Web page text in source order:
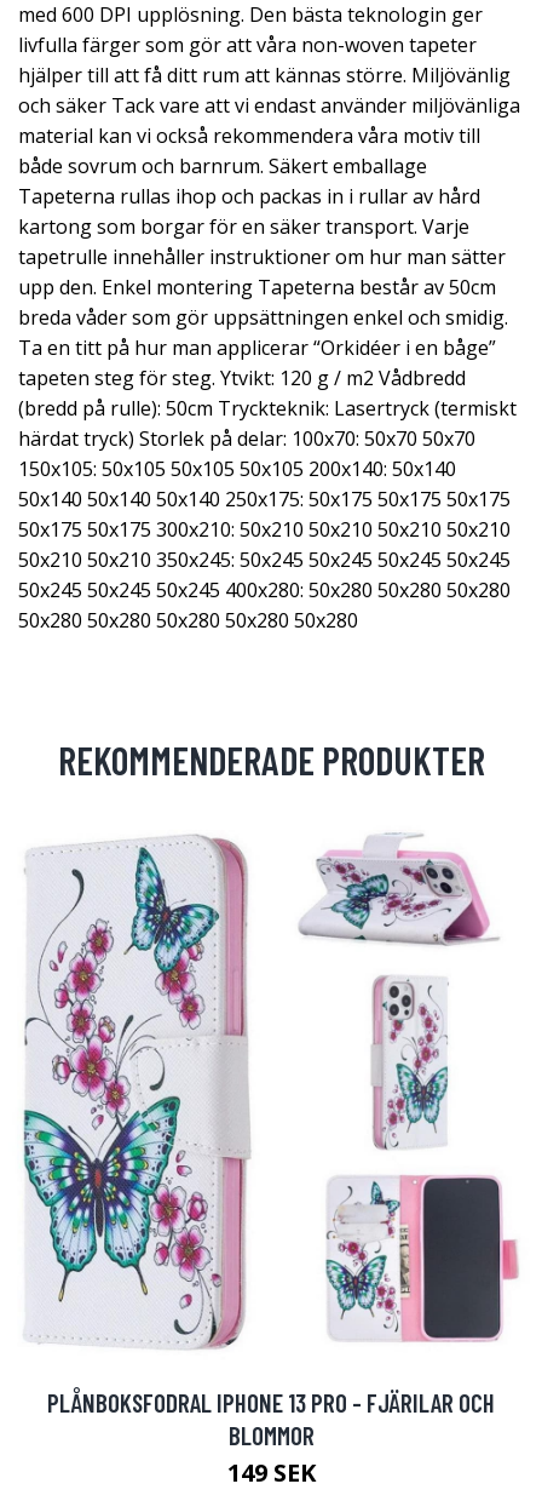
med 600 DPI upplösning. Den bästa teknologin ger
livfulla färger som gör att våra non-woven tapeter
hjälper till att få ditt rum att kännas större. Miljövänlig
och säker Tack vare att vi endast använder miljövänliga
material kan vi också rekommendera våra motiv till
både sovrum och barnrum. Säkert emballage
Tapeterna rullas ihop och packas in i rullar av hård
kartong som borgar för en säker transport. Varje
tapetrulle innehåller instruktioner om hur man sätter
upp den. Enkel montering Tapeterna består av 50cm
breda våder som gör uppsättningen enkel och smidig.
Ta en titt på hur man applicerar “Orkidéer i en båge”
tapeten steg för steg. Ytvikt: 120 g / m2 Vådbredd
(bredd på rulle): 50cm Tryckteknik: Lasertryck (termiskt
härdat tryck) Storlek på delar: 100x70: 50x70 50x70
150x105: 50x105 50x105 50x105 200x140: 50x140
50x140 50x140 50x140 250x175: 50x175 50x175 50x175
50x175 50x175 300x210: 50x210 50x210 50x210 50x210
50x210 50x210 350x245: 50x245 50x245 50x245 50x245
50x245 50x245 50x245 400x280: 50x280 50x280 50x280
50x280 50x280 50x280 50x280 50x280
REKOMMENDERADE PRODUKTER
PLÅNBOKSFODRAL IPHONE 13 PRO - FJÄRILAR OCH
BLOMMOR
149 SEK